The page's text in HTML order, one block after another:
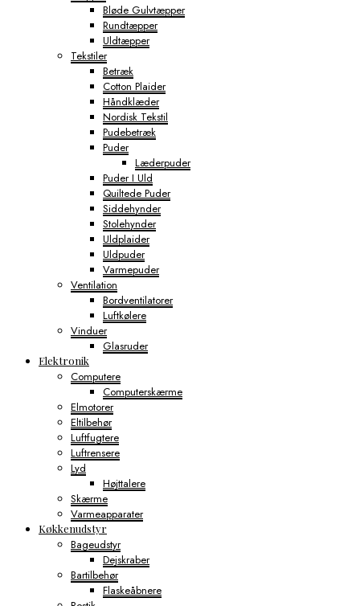
Bløde Gulvtæpper
Rundtæpper
Uldtæpper
Tekstiler
Betræk
Cotton Plaider
Håndklæder
Nordisk Tekstil
Pudebetræk
Puder
Læderpuder
Puder I Uld
Quiltede Puder
Siddehynder
Stolehynder
Uldplaider
Uldpuder
Varmepuder
Ventilation
Bordventilatorer
Luftkølere
Vinduer
Glasruder
Elektronik
Computere
Computerskærme
Elmotorer
Eltilbehør
Luftfugtere
Luftrensere
Lyd
Højttalere
Skærme
Varmeapparater
Køkkenudstyr
Bageudstyr
Dejskraber
Bartilbehør
Flaskeåbnere